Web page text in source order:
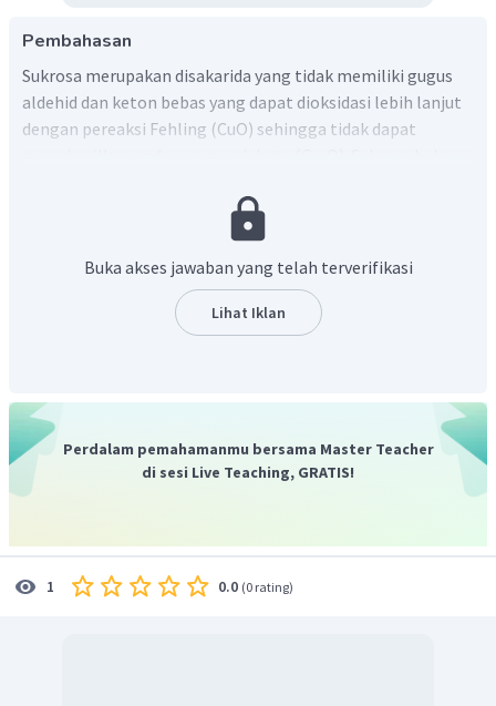
Pembahasan
Sukrosa merupakan disakarida yang tidak memiliki gugus
aldehid dan keton bebas yang dapat dioksidasi lebih lanjut
dengan pereaksi Fehling (CuO) sehingga tidak dapat
Buka akses jawaban yang telah terverifikasi
Lihat Iklan
Perdalam pemahamanmu bersama Master Teacher
di sesi Live Teaching, GRATIS!
1 0.0 (0 rating)